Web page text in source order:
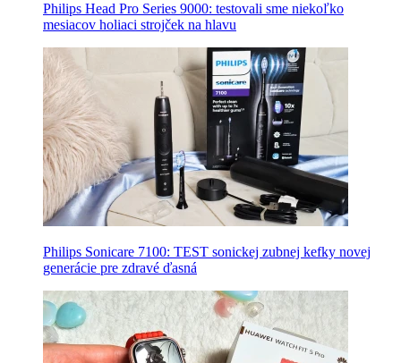
Philips Head Pro Series 9000: testovali sme niekoľko
mesiacov holiaci strojček na hlavu
Philips Sonicare 7100: TEST sonickej zubnej kefky novej
generácie pre zdravé ďasná